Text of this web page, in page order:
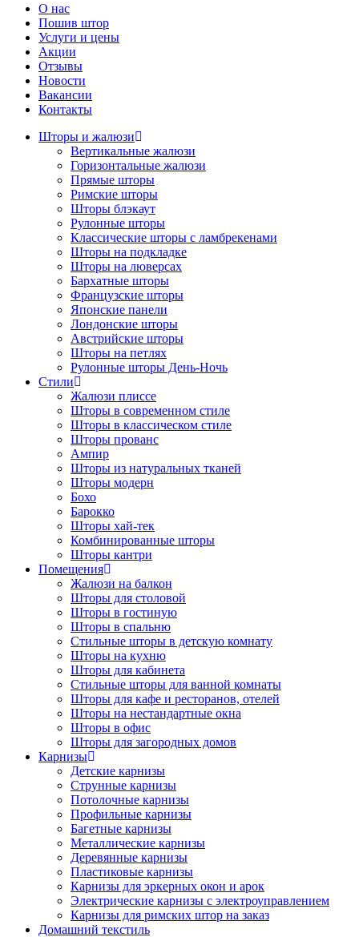
О нас
Пошив штор
Услуги и цены
Акции
Отзывы
Новости
Вакансии
Контакты
Шторы и жалюзи
Вертикальные жалюзи
Горизонтальные жалюзи
Прямые шторы
Римские шторы
Шторы блэкаут
Рулонные шторы
Классические шторы с ламбрекенами
Шторы на подкладке
Шторы на люверсах
Бархатные шторы
Французские шторы
Японские панели
Лондонские шторы
Австрийские шторы
Шторы на петлях
Рулонные шторы День-Ночь
Стили
Жалюзи плиссе
Шторы в современном стиле
Шторы в классическом стиле
Шторы прованс
Ампир
Шторы из натуральных тканей
Шторы модерн
Бохо
Барокко
Шторы хай-тек
Комбинированные шторы
Шторы кантри
Помещения
Жалюзи на балкон
Шторы для столовой
Шторы в гостиную
Шторы в спальню
Стильные шторы в детскую комнату
Шторы на кухню
Шторы для кабинета
Стильные шторы для ванной комнаты
Шторы для кафе и ресторанов, отелей
Шторы на нестандартные окна
Шторы в офис
Шторы для загородных домов
Карнизы
Детские карнизы
Струнные карнизы
Потолочные карнизы
Профильные карнизы
Багетные карнизы
Металлические карнизы
Деревянные карнизы
Пластиковые карнизы
Карнизы для эркерных окон и арок
Электрические карнизы с электроуправлением
Карнизы для римских штор на заказ
Домашний текстиль